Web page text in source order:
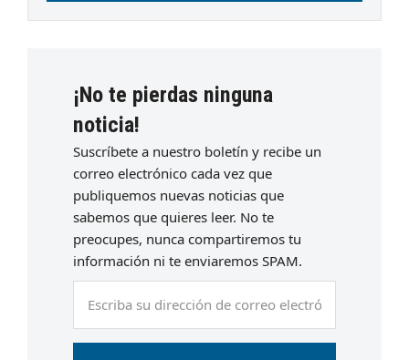
¡No te pierdas ninguna
noticia!
Suscríbete a nuestro boletín y recibe un
correo electrónico cada vez que
publiquemos nuevas noticias que
sabemos que quieres leer. No te
preocupes, nunca compartiremos tu
información ni te enviaremos SPAM.